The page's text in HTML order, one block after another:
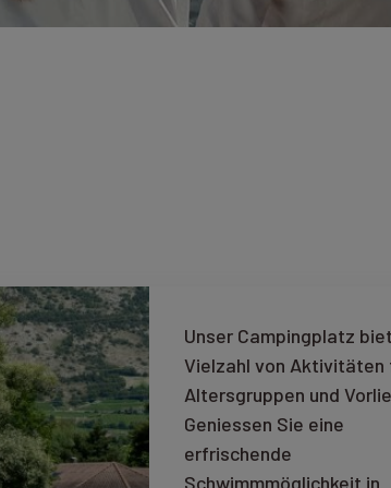
Unser Campingplatz
Vielzahl von Aktivitäten
Altersgruppen und
Geniessen Sie eine
erfrischende
Schwimmmöglichkeit in